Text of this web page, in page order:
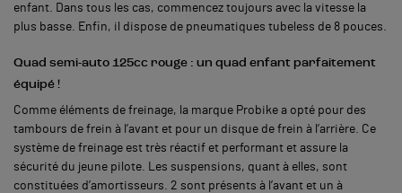
enfant. Dans tous les cas, commencez toujours avec la vitesse la
plus basse. Enfin, il dispose de pneumatiques tubeless de 8 pouces.
Quad semi-auto 125cc rouge : un quad enfant parfaitement
équipé !
Comme éléments de freinage, la marque Probike a opté pour des
tambours de frein à l’avant et pour un disque de frein à l’arrière. Ce
système de freinage est très réactif et performant et assure la
sécurité du jeune pilote.
Les suspensions, quant à elles, sont
constituées d’amortisseurs. 2 sont présents à l’avant et un à